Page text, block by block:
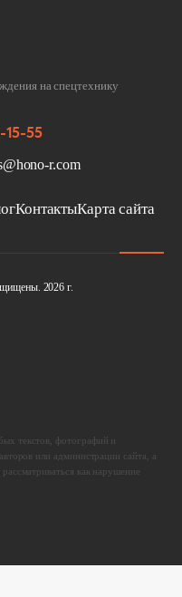
на спецтехнику
КонтактыКарта сайта
55
r.com
2026 г.
текстов, фотографий и
или администрации сайта, а
как нарушение